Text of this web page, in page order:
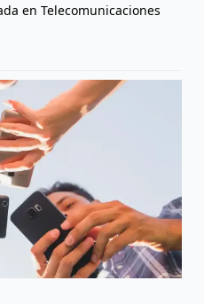
en Telecomunicaciones